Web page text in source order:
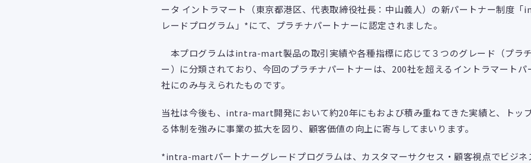
ータ イントラマート（東京都港区、代表取締役社長：中山義人）の新パートナー制度「
レードプログラム」*にて、プラチナパートナーに認定されました。
本プログラムはintra-mart製品の取引実績や各種指標に応じて３つのグレード（プラ
ー）に分類されており、今回のプラチナパートナーは、200社を超えるイントラマート
社にのみ与えられたものです。
当社は今後も、intra-mart開発において約20年にもおよび積み重ねてきた実績と、トッ
る体制を強みに事業の拡大を図り、顧客価値の向上に寄与してまいります。
*intra-martパートナーグレードプログラムは、カスタマーサクセス・顧客視点でビジネ